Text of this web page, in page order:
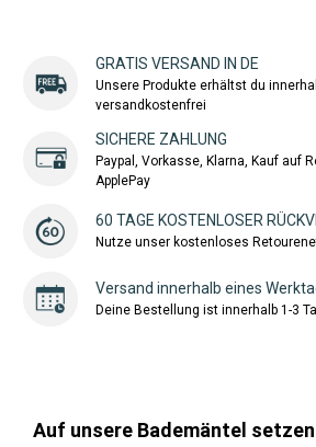
GRATIS VERSAND IN DE
Unsere Produkte erhältst du
versandkostenfrei
SICHERE ZAHLUNG
Paypal, Vorkasse, Klarna, Kauf auf
ApplePay
60 TAGE KOSTENLOSER
Nutze unser kostenloses
Versand innerhalb eines
Deine Bestellung ist innerhalb 1-3
Auf unsere Bademäntel